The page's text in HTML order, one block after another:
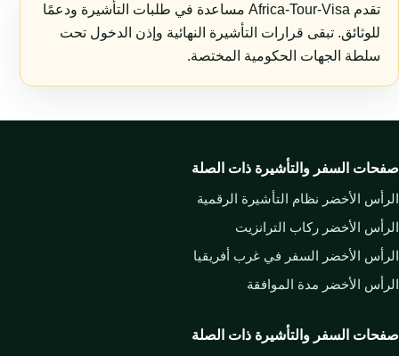
تقدم Africa-Tour-Visa مساعدة في طلبات التأشيرة ودعمًا
للوثائق. تبقى قرارات التأشيرة النهائية وإذن الدخول تحت
سلطة الجهات الحكومية المختصة.
صفحات السفر والتأشيرة ذات الصلة
الرأس الأخضر نظام التأشيرة الرقمية
الرأس الأخضر ركاب الترانزيت
الرأس الأخضر السفر في غرب أفريقيا
الرأس الأخضر مدة الموافقة
صفحات السفر والتأشيرة ذات الصلة